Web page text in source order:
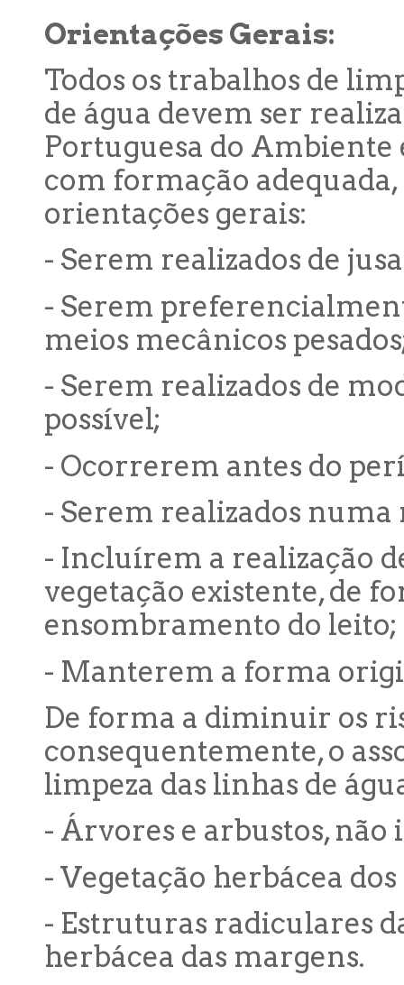
Orientações Gerais:
Todos os trabalhos de
de água devem ser
Portuguesa do Ambiente
com formação
orientações gerais:
- Serem realizados de
- Serem
meios mecânicos
- Serem realizados de
possível;
- Ocorrerem antes do
- Serem realizados numa
- Incluírem a realização
vegetação existente, de
ensombramento do leito;
- Manterem a forma
De forma a diminuir os
consequentemente, o
limpeza das linhas de
- Árvores e arbustos, não
- Vegetação herbácea
- Estruturas radiculares
herbácea das margens.